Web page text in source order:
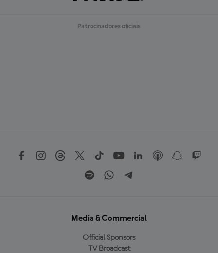
Patrocinadores oficiais
Media & Commercial
Official Sponsors
TV Broadcast